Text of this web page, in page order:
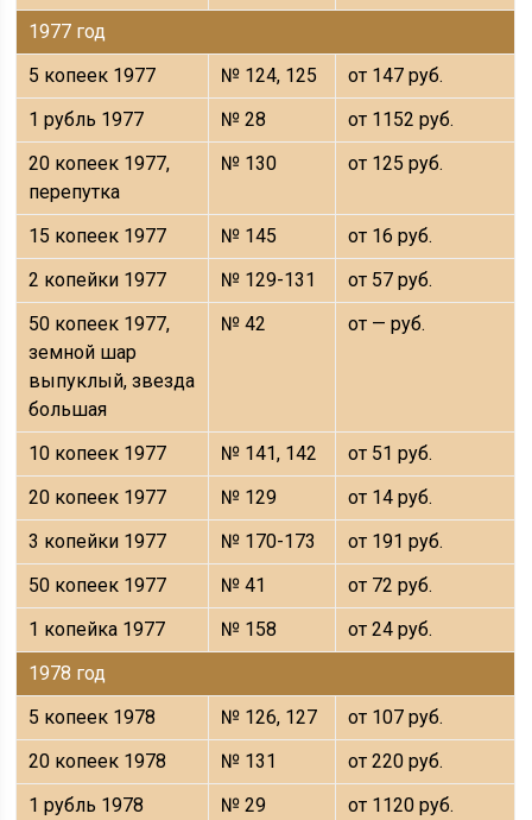
1977 год
5 копеек 1977
№ 124, 125
от 147 руб.
1 рубль 1977
№ 28
от 1152 руб.
20 копеек 1977,
перепутка
№ 130 от 125 руб.
15 копеек 1977 № 145
от 16 руб.
2 копейки 1977
№ 129-131
от 57 руб.
50 копеек 1977,
земной шар
выпуклый, звезда
большая
№ 42 от — руб.
10 копеек 1977 № 141, 142
от 51 руб.
20 копеек 1977
№ 129
от 14 руб.
3 копейки 1977
№ 170-173
от 191 руб.
50 копеек 1977
№ 41
от 72 руб.
1 копейка 1977
№ 158
от 24 руб.
1978 год
5 копеек 1978
№ 126, 127
от 107 руб.
20 копеек 1978
№ 131
от 220 руб.
1 рубль 1978
№ 29
от 1120 руб.